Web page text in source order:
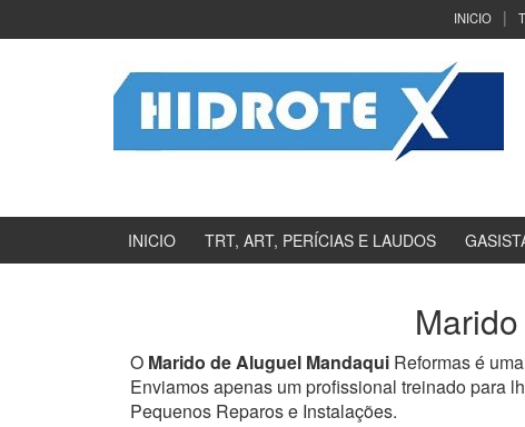
INICIO
INICIO TRT, ART, PERÍCIAS E LAUDOS
O Marido de Aluguel Mandaqui Reformas é
Enviamos apenas um profissional treinado para
Pequenos Reparos e Instalações.